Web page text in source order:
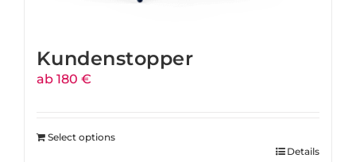
Kundenstopper
ab 180 €
Select options
Details